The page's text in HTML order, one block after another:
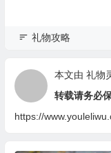
礼物攻略
本文由 礼物
转载请务必
https://